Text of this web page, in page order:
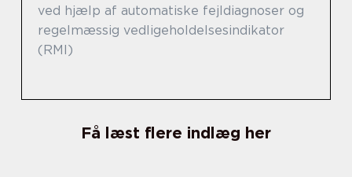
ved hjælp af automatiske fejldiagnoser og
regelmæssig vedligeholdelsesindikator
(RMI)
Få læst flere indlæg her